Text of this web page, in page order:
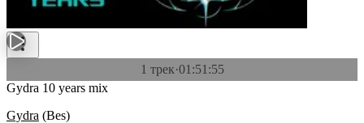
1 трек·01:51:55
Gydra 10 years mix
Gydra (Bes)